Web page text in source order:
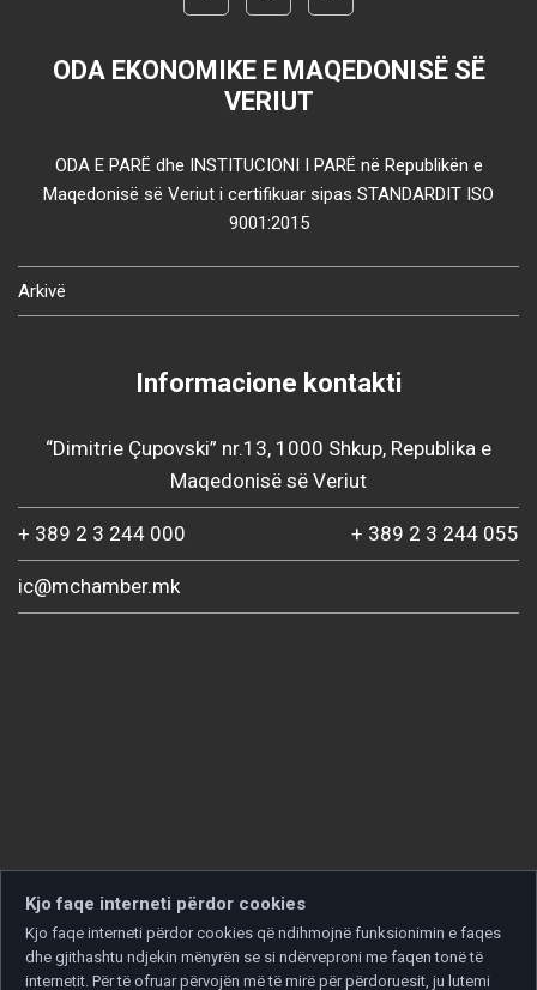
ODA EKONOMIKE E MAQEDONISË SË
VERIUT
ODA E PARË dhe INSTITUCIONI I PARË në Republikën e
Maqedonisë së Veriut i certifikuar sipas STANDARDIT ISO
9001:2015
Arkivë
Informacione kontakti
“Dimitrie Çupovski” nr.13, 1000 Shkup, Republika e
Maqedonisë së Veriut
+ 389 2 3 244 000 + 389 2 3 244 055
ic@mchamber.mk
Kjo faqe interneti përdor cookies
Kjo faqe interneti përdor cookies që ndihmojnë funksionimin e faqes
dhe gjithashtu ndjekin mënyrën se si ndërveproni me faqen tonë të
internetit. Për të ofruar përvojën më të mirë për përdoruesit, ju lutemi